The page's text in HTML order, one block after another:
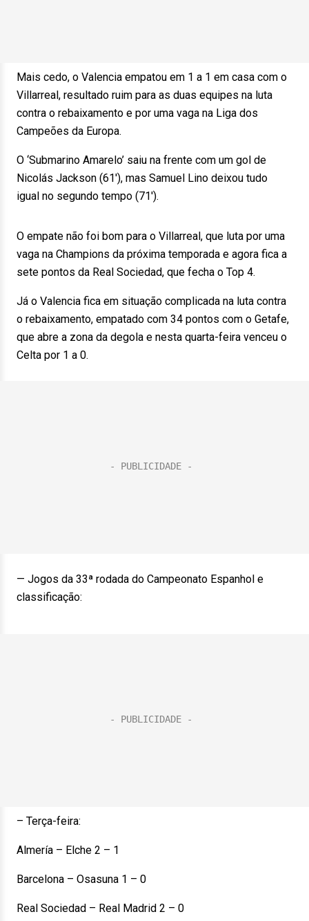
Mais cedo, o Valencia empatou em 1 a 1 em casa com o
Villarreal, resultado ruim para as duas equipes na luta
contra o rebaixamento e por uma vaga na Liga dos
Campeões da Europa.
O ‘Submarino Amarelo’ saiu na frente com um gol de
Nicolás Jackson (61′), mas Samuel Lino deixou tudo
igual no segundo tempo (71′).
O empate não foi bom para o Villarreal, que luta por uma
vaga na Champions da próxima temporada e agora fica a
sete pontos da Real Sociedad, que fecha o Top 4.
Já o Valencia fica em situação complicada na luta contra
o rebaixamento, empatado com 34 pontos com o Getafe,
que abre a zona da degola e nesta quarta-feira venceu o
Celta por 1 a 0.
— Jogos da 33ª rodada do Campeonato Espanhol e
classificação:
– Terça-feira:
Almería – Elche 2 – 1
Barcelona – Osasuna 1 – 0
Real Sociedad – Real Madrid 2 – 0